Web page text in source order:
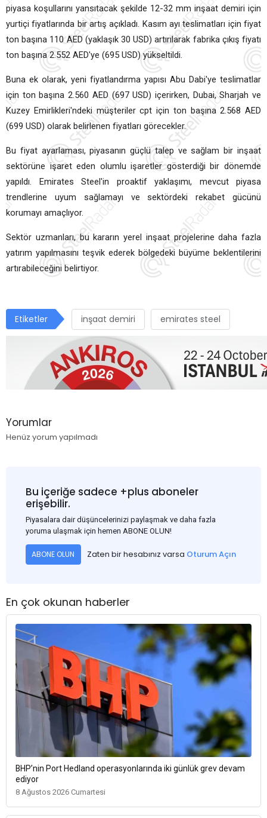
piyasa koşullarını yansıtacak şekilde 12-32 mm inşaat demiri için
yurtiçi fiyatlarında bir artış açıkladı. Kasım ayı teslimatları için fiyat
ton başına 110 AED (yaklaşık 30 USD) artırılarak fabrika çıkış fiyatı
ton başına 2.552 AED'ye (695 USD) yükseltildi.
Buna ek olarak, yeni fiyatlandırma yapısı Abu Dabi'ye teslimatlar
için ton başına 2.560 AED (697 USD) içerirken, Dubai, Sharjah ve
Kuzey Emirlikleri'ndeki müşteriler cpt için ton başına 2.568 AED
(699 USD) olarak belirlenen fiyatları görecekler.
Bu fiyat ayarlaması, piyasanın güçlü talep ve sağlam bir inşaat
sektörüne işaret eden olumlu işaretler gösterdiği bir dönemde
yapıldı. Emirates Steel'in proaktif yaklaşımı, mevcut piyasa
trendlerine uyum sağlamayı ve sektördeki rekabet gücünü
korumayı amaçlıyor.
Sektör uzmanları, bu kararın yerel inşaat projelerine daha fazla
yatırım yapılmasını teşvik ederek bölgedeki büyüme beklentilerini
artırabileceğini belirtiyor.
Etiketler inşaat demiri emirates steel
Yorumlar
Henüz yorum yapılmadı
Bu içeriğe sadece +plus aboneler
erişebilir.
Piyasalara dair düşüncelerinizi paylaşmak ve daha fazla
yoruma ulaşmak için hemen ABONE OLUN!
ABONE OLUN Zaten bir hesabınız varsa Oturum Açın
En çok okunan haberler
BHP’nin Port Hedland operasyonlarında iki günlük grev devam
ediyor
8 Ağustos 2026 Cumartesi